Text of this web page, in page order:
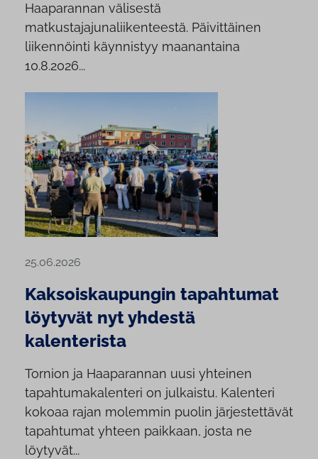
Haaparannan välisestä
matkustajajunaliikenteestä. Päivittäinen
liikennöinti käynnistyy maanantaina
10.8.2026...
25.06.2026
Kaksoiskaupungin tapahtumat
löytyvät nyt yhdestä
kalenterista
Tornion ja Haaparannan uusi yhteinen
tapahtumakalenteri on julkaistu. Kalenteri
kokoaa rajan molemmin puolin järjestettävät
tapahtumat yhteen paikkaan, josta ne
löytyvät...